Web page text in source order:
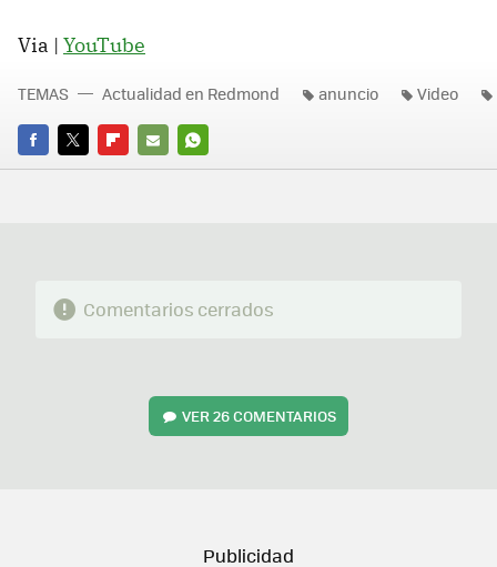
Via | YouTube
FACEBOOK
TWITTERFLIPBOARD
E-
WHATSAPP
TEMAS Actualidad en Redmond anuncio Video
Comentarios cerrados
VER26 COMENTARIOS